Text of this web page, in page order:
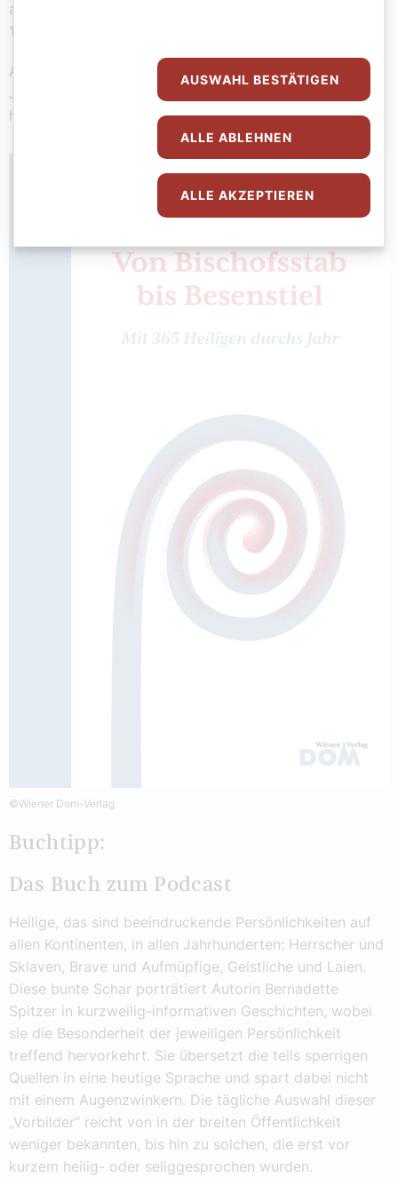
aufgeben. Viva Cristo Rey!“. Der Heilige José starb am
10. Februar 1928 im Alter von 14 Jahren.
Am 20. November 2005 sprach Papst Benedikt XV.I den
Jungen selig. Am 16. Oktober 2016 wurde José
heiliggesprochen.
©Wiener Dom-Verlag
Buchtipp:
Das Buch zum Podcast
Heilige, das sind beeindruckende Persönlichkeiten auf
allen Kontinenten, in allen Jahrhunderten: Herrscher und
Sklaven, Brave und Aufmüpfige, Geistliche und Laien.
Diese bunte Schar porträtiert Autorin Bernadette
Spitzer in kurzweilig-informativen Geschichten, wobei
sie die Besonderheit der jeweiligen Persönlichkeit
treffend hervorkehrt. Sie übersetzt die teils sperrigen
Quellen in eine heutige Sprache und spart dabei nicht
mit einem Augenzwinkern. Die tägliche Auswahl dieser
„Vorbilder“ reicht von in der breiten Öffentlichkeit
weniger bekannten, bis hin zu solchen, die erst vor
kurzem heilig- oder seliggesprochen wurden.
AUSWAHL BESTÄTIGEN
ALLE ABLEHNEN
ALLE AKZEPTIEREN